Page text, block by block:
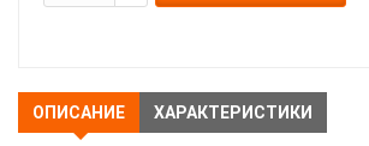
ОПИСАНИЕ ХАРАКТЕРИСТИКИ